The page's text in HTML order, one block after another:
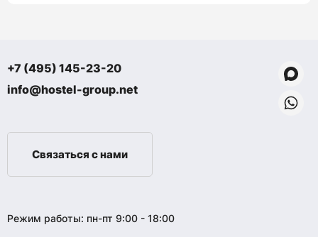
Режим работы: пн-пт 9:00 - 18:00
+7 (495) 145-23-20
info@hostel-group.net
Связаться с нами